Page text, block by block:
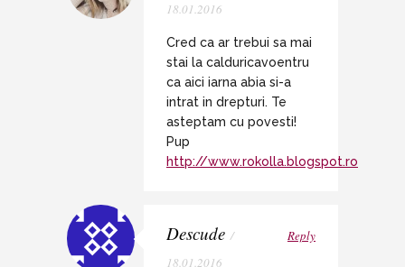
18.01.2016
Cred ca ar trebui sa mai
stai la calduricavoentru
ca aici iarna abia si-a
intrat in drepturi. Te
asteptam cu povesti!
Pup
http://www.rokolla.blogspot.ro
Descude /
18.01.2016
Reply